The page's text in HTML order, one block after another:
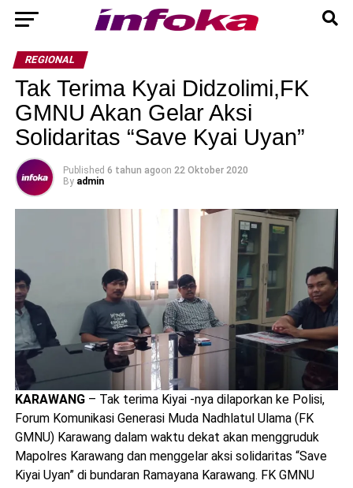
REGIONAL
Tak Terima Kyai Didzolimi,FK
GMNU Akan Gelar Aksi
Solidaritas “Save Kyai Uyan”
Published 6 tahun agoon 22 Oktober 2020
By admin
KARAWANG – Tak terima Kiyai -nya dilaporkan ke Polisi,
Forum Komunikasi Generasi Muda Nadhlatul Ulama (FK
GMNU) Karawang dalam waktu dekat akan menggruduk
Mapolres Karawang dan menggelar aksi solidaritas “Save
Kiyai Uyan” di bundaran Ramayana Karawang. FK GMNU